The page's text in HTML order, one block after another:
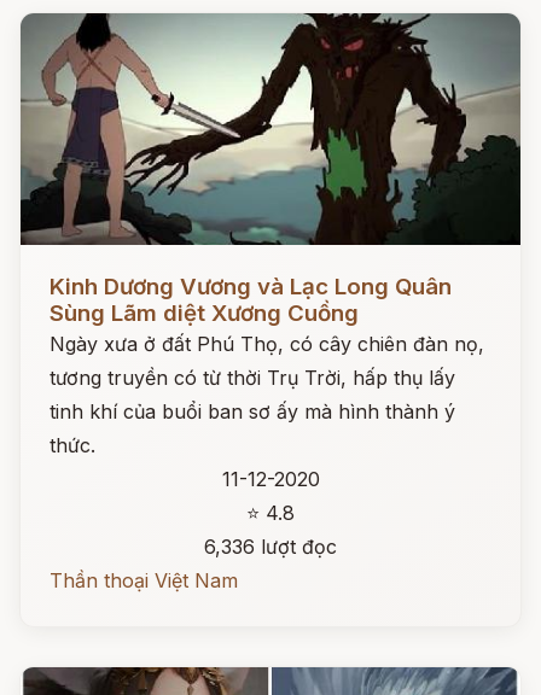
Kinh Dương Vương và Lạc Long Quân
Sùng Lãm diệt Xương Cuồng
Ngày xưa ở đất Phú Thọ, có cây chiên đàn nọ,
tương truyền có từ thời Trụ Trời, hấp thụ lấy
tinh khí của buổi ban sơ ấy mà hình thành ý
thức.
11-12-2020
⭐ 4.8
6,336 lượt đọc
Thần thoại Việt Nam